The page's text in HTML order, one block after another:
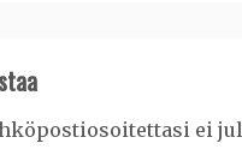
ei